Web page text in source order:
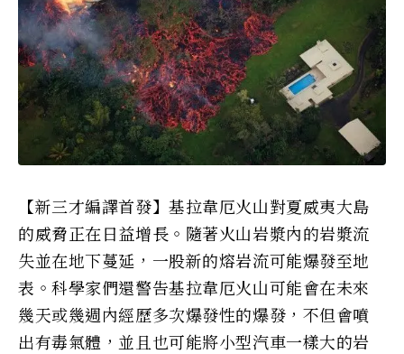
【新三才編譯首發】基拉韋厄火山對夏威夷大島
的威脅正在日益增長。隨著火山岩漿內的岩漿流
失並在地下蔓延，一股新的熔岩流可能爆發至地
表。科學家們還警告基拉韋厄火山可能會在未來
幾天或幾週內經歷多次爆發性的爆發，不但會噴
出有毒氣體，並且也可能將小型汽車一樣大的岩